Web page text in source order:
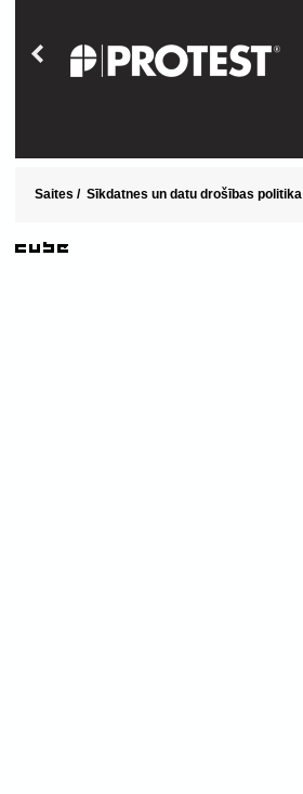
Saites / Sīkdatnes un datu drošības politika